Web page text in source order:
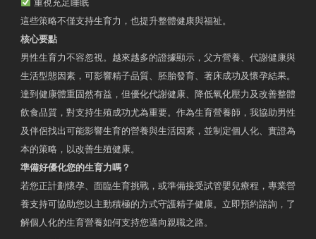
重視充足睡眠
這些策略不僅支持生育力，也提升整體健康與福祉。
核心要點
男性生育力不容忽視。越來越多的證據顯示，父方營養、代謝健康與
生活型態因素，可影響精子品質、胚胎發育、著床成功及懷孕結果。
達到健康體重固然有益，但優化代謝健康、降低氧化壓力及改善整體
飲食品質，對支持生殖成功尤為重要。作為生育營養師，我協助男性
及伴侶找出可能影響生育的營養與生活因素，並制定個人化、實證為
本的策略，以改善生殖健康。
準備好優化您的生育力嗎？
若您正計劃懷孕、面臨生育挑戰，或準備接受試管嬰兒療程，專業營
養支持可協助您以主動積極的方式守護精子健康。立即預約諮詢，了
解個人化的生育營養如何支持您邁向親職之路。